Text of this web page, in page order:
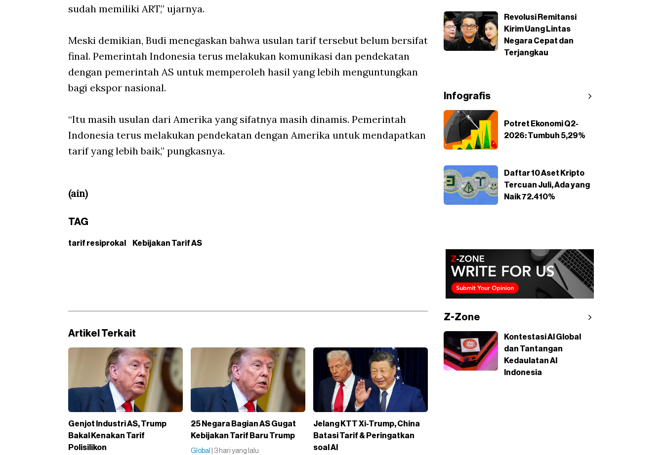
sudah memiliki ART,” ujarnya.
Meski demikian, Budi menegaskan bahwa usulan tarif tersebut belum bersifat
final. Pemerintah Indonesia terus melakukan komunikasi dan pendekatan
dengan pemerintah AS untuk memperoleh hasil yang lebih menguntungkan
bagi ekspor nasional.
“Itu masih usulan dari Amerika yang sifatnya masih dinamis. Pemerintah
Indonesia terus melakukan pendekatan dengan Amerika untuk mendapatkan
tarif yang lebih baik,” pungkasnya.
(ain)
TAG
tarif resiprokal Kebijakan Tarif AS
Artikel Terkait
Genjot Industri AS, Trump
Bakal Kenakan Tarif
Polisilikon
25 Negara Bagian AS Gugat
Kebijakan Tarif Baru Trump
Global | 3 hari yang lalu
Jelang KTT Xi-Trump, China
Batasi Tarif & Peringatkan
soal AI
Revolusi Remitansi
Kirim Uang Lintas
Negara Cepat dan
Terjangkau
Infografis
Potret Ekonomi Q2-
2026: Tumbuh 5,29%
Daftar 10 Aset Kripto
Tercuan Juli, Ada yang
Naik 72.410%
Z-Zone
Kontestasi AI Global
dan Tantangan
Kedaulatan AI
Indonesia